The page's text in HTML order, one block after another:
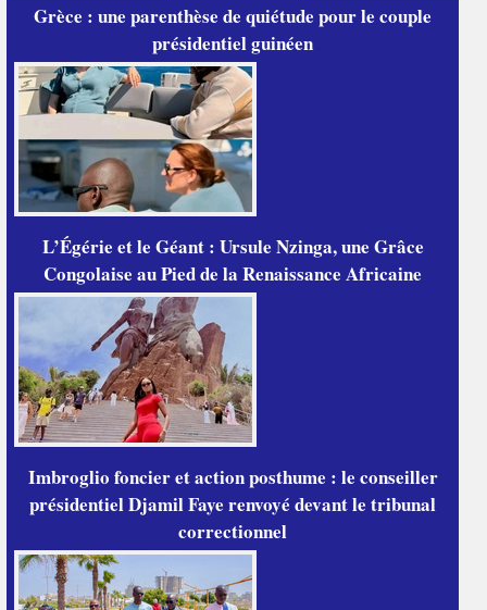
Grèce : une parenthèse de quiétude pour le couple
présidentiel guinéen
L’Égérie et le Géant : Ursule Nzinga, une Grâce
Congolaise au Pied de la Renaissance Africaine
Imbroglio foncier et action posthume : le conseiller
présidentiel Djamil Faye renvoyé devant le tribunal
correctionnel